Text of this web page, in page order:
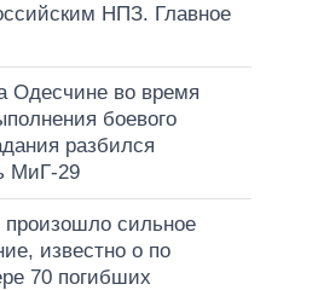
НПЗ. Главное
Одесчине во время
боевого
разбился
МиГ-29
сильное
известно о по
70 погибших